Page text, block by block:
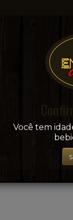
Sua conveniência
+
Você tem